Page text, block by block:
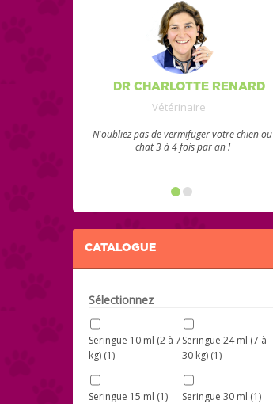
DR CHARLOTTE RENARD
Vétérinaire
N'oubliez pas de vermifuger votre chien ou
chat 3 à 4 fois par an !
CATALOGUE
Sélectionnez
Seringue 10 ml (2 à 7
kg) (1)
Seringue 24 ml (7 à
30 kg)(1)
Seringue 15 ml (1) Seringue 30 ml (1)